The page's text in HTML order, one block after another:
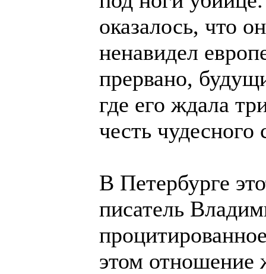
оказалось, что
ненавидел
прервано,
где его ждала
честь чудесного
В Петербурге
писатель
этом отношение